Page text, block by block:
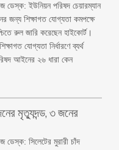
ডেস্ক: ইউনিয়ন পরিষদ চেয়ারম্যান
জন্য শিক্ষাগত যোগ্যতা কমপক্ষে
রুল জারি করেছেন হাইকোর্ট।
যোগ্যতা নির্ধারণে ব্যর্থ
আইনের ২৬ ধারা কেন
মৃত্যুদন্ড, ৩ জনের
ডেস্ক: সিলেটের মুরারী চাঁদ